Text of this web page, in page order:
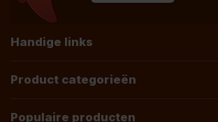
Handige links
Product categorieën
Populaire producten